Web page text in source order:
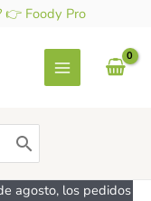
👉 Foody Pro
agosto, los pedidos